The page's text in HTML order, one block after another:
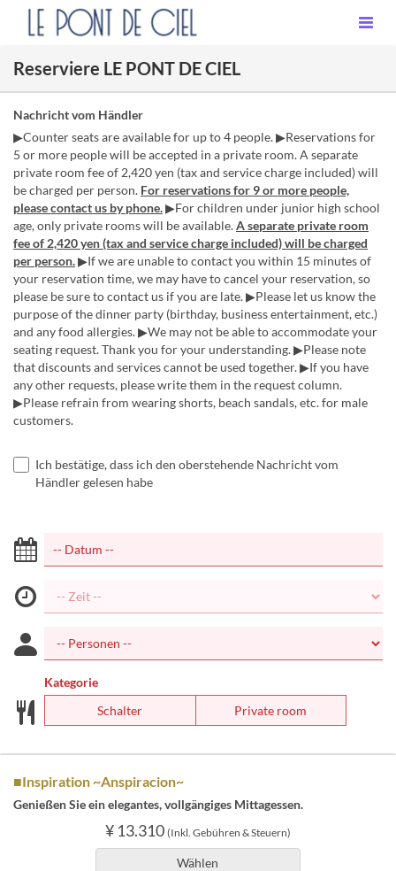
Reserviere LE PONT DE CIEL
Nachricht vom Händler
▶Counter seats are available for up to 4 people. ▶Reservations for
5 or more people will be accepted in a private room. A separate
private room fee of 2,420 yen (tax and service charge included) will
be charged per person. For reservations for 9 or more people,
please contact us by phone.▶For children under junior high school
age, only private rooms will be available.A separate private room
fee of 2,420 yen (tax and service charge included) will be charged
per person.▶If we are unable to contact you within 15 minutes of
your reservation time, we may have to cancel your reservation, so
please be sure to contact us if you are late. ▶Please let us know the
purpose of the dinner party (birthday, business entertainment, etc.)
and any food allergies. ▶We may not be able to accommodate your
seating request. Thank you for your understanding. ▶Please note
that discounts and services cannot be used together. ▶If you have
any other requests, please write them in the request column.
▶Please refrain from wearing shorts, beach sandals, etc. for male
customers.
Ich bestätige, dass ich den oberstehende Nachricht vom
Händler gelesen habe
Kategorie
Schalter
Private room
■Inspiration ~Anspiracion~
Genießen Sie ein elegantes, vollgängiges Mittagessen.
¥ 13.310 (Inkl. Gebühren & Steuern)
Wählen